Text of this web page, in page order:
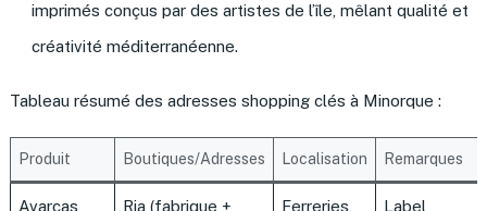
imprimés conçus par des artistes de l’île, mêlant qualité et
créativité méditerranéenne.
Tableau résumé des adresses shopping clés à Minorque :
Produit Boutiques/Adresses Localisation Remarques
Avarcas
Ria (fabrique +
Ferreries,
Label